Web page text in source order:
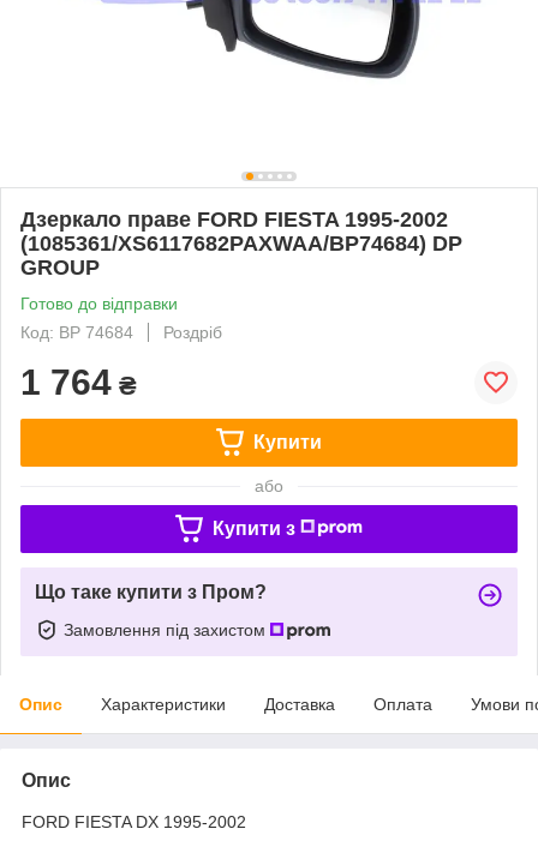
Дзеркало праве FORD FIESTA 1995-2002
(1085361/XS6117682PAXWAA/BP74684) DP
GROUP
Готово до відправки
Код: BP 74684
Роздріб
1 764 ₴
Купити
або
Купити з
Що таке купити з Пром?
Замовлення під захистом
Опис Характеристики Доставка Оплата Умови
Опис
FORD FIESTA DX 1995-2002